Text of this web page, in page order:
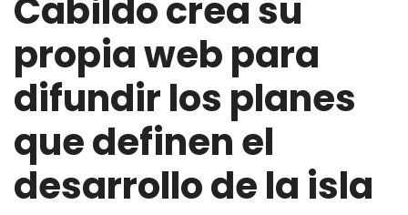
Cabildo crea su
propia web para
difundir los planes
que definen el
desarrollo de la isla